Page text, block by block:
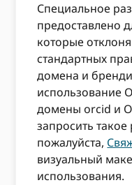
Специальное
предоставлено
которые
стандартных
домена и
использование
домены orcid и
запросить
пожалуйста,
визуальный
использования.